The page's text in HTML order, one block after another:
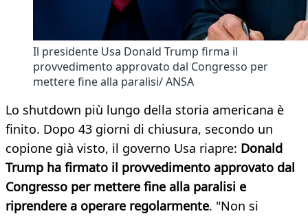
Il presidente Usa Donald Trump firma il
provvedimento approvato dal Congresso per
mettere fine alla paralisi/ ANSA
Lo shutdown più lungo della storia americana è
finito. Dopo 43 giorni di chiusura, secondo un
copione già visto, il governo Usa riapre: Donald
Trump ha firmato il provvedimento approvato dal
Congresso per mettere fine alla paralisi e
riprendere a operare regolarmente. "Non si